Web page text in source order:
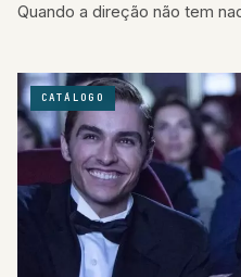
Quando a direção não tem
CATÁLOGO